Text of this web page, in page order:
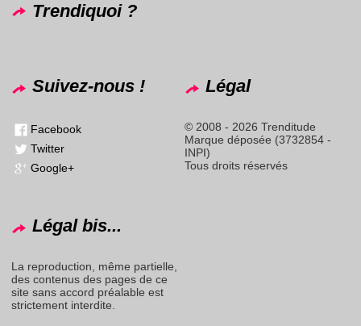
Trendiquoi ?
Suivez-nous !
Facebook
Twitter
Google+
Légal
© 2008 - 2026 Trenditude
Marque déposée (3732854 -
INPI)
Tous droits réservés
Légal bis...
La reproduction, même partielle,
des contenus des pages de ce
site sans accord préalable est
strictement interdite.